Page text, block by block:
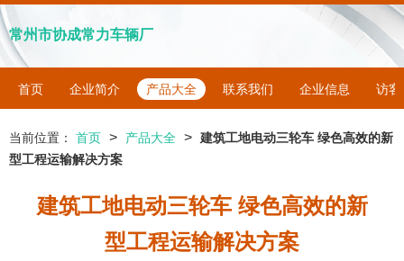
常州市协成常力车辆厂
首页 企业简介 产品大全 联系我们 企业信息 访客
当前位置： 首页 > 产品大全 > 建筑工地电动三轮车 绿色高效的新
型工程运输解决方案
建筑工地电动三轮车 绿色高效的新
型工程运输解决方案